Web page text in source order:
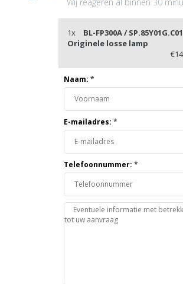
1x
BL-FP300A / SP.85Y01G.C01
Originele losse lamp
Naam: *
E-mailadres: *
Telefoonnummer: *